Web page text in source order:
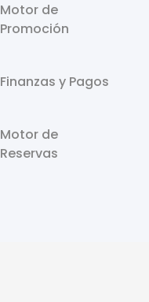
Motor de
Promoción
Finanzas y Pagos
Motor de
Reservas